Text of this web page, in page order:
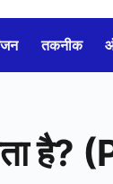
तकनीक